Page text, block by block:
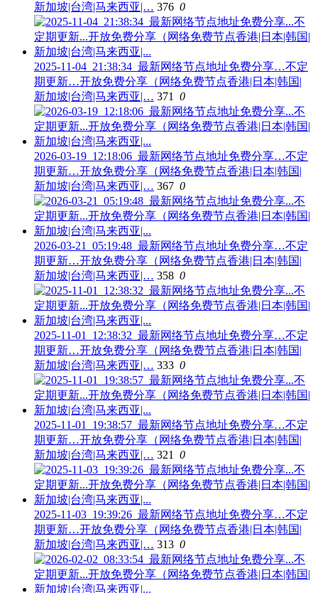
新加坡|台湾|马来西亚|… 376 0
2025-11-04_21:38:34_最新网络节点地址免费分享…不定
期更新…开放免费分享（网络免费节点香港|日本|韩国|
新加坡|台湾|马来西亚|… 371 0
2026-03-19_12:18:06_最新网络节点地址免费分享…不定
期更新…开放免费分享（网络免费节点香港|日本|韩国|
新加坡|台湾|马来西亚|… 367 0
2026-03-21_05:19:48_最新网络节点地址免费分享…不定
期更新…开放免费分享（网络免费节点香港|日本|韩国|
新加坡|台湾|马来西亚|… 358 0
2025-11-01_12:38:32_最新网络节点地址免费分享…不定
期更新…开放免费分享（网络免费节点香港|日本|韩国|
新加坡|台湾|马来西亚|… 333 0
2025-11-01_19:38:57_最新网络节点地址免费分享…不定
期更新…开放免费分享（网络免费节点香港|日本|韩国|
新加坡|台湾|马来西亚|… 321 0
2025-11-03_19:39:26_最新网络节点地址免费分享…不定
期更新…开放免费分享（网络免费节点香港|日本|韩国|
新加坡|台湾|马来西亚|… 313 0